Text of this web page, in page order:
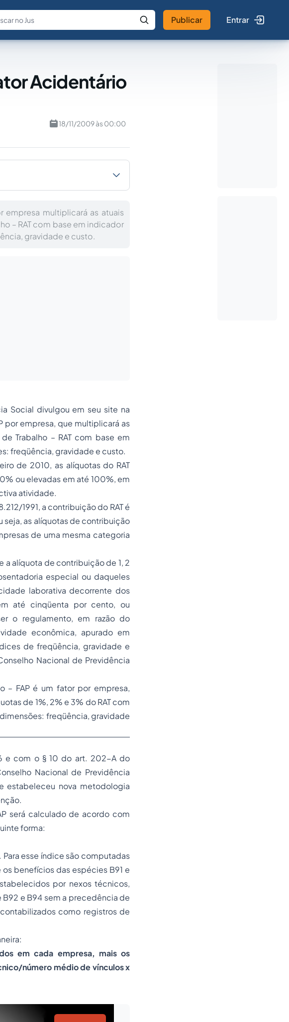
Fale com a IA Buscar no Jus
Publicar Entrar
Acidentário
18/11/2009 às 00:00
empresa multiplicará as atuais
– RAT com base em indicador
gravidade e custo.
Social divulgou em seu site na
por empresa, que multiplicará as
Trabalho – RAT com base em
freqüência, gravidade e custo.
de 2010, as alíquotas do RAT
ou elevadas em até 100%, em
atividade.
1991, a contribuição do RAT é
seja, as alíquotas de contribuição
de uma mesma categoria
alíquota de contribuição de 1, 2
especial ou daqueles
laborativa decorrente dos
até cinqüenta por cento, ou
o regulamento, em razão do
econômica, apurado em
de freqüência, gravidade e
Nacional de Previdência
– FAP é um fator por empresa,
de 1%, 2% e 3% do RAT com
freqüência, gravidade
e com o § 10 do art. 202-A do
Nacional de Previdência
estabeleceu nova metodologia
será calculado de acordo com
forma:
esse índice são computadas
benefícios das espécies B91 e
por nexos técnicos,
B92 e B94 sem a precedência de
como registros de
em cada empresa, mais os
número médio de vínculos x